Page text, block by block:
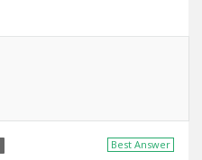
Best Answer